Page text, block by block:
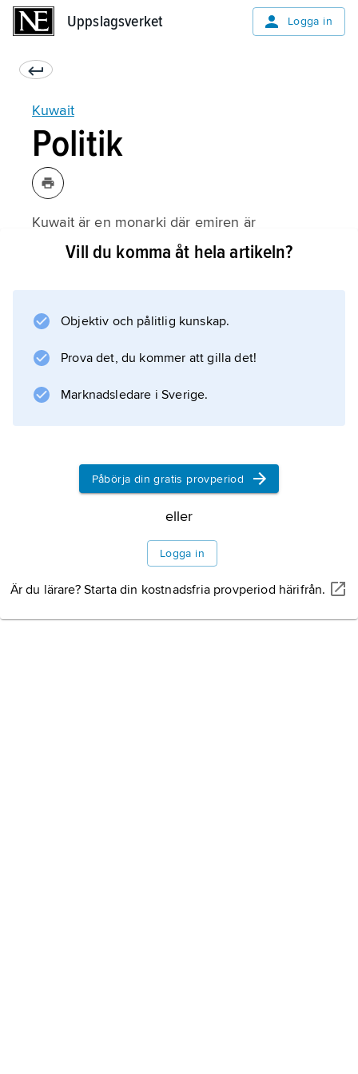
Uppslagsverket Logga in
Kuwait
Politik
Kuwait är en monarki där emiren är
statschef
vilka som ska vara med i regeringen. Folket
väljer ett parlament som tillsammans med
kvinnor
Information om artikeln
Vill du komma åt hela artikeln?
Objektiv och pålitlig kunskap.
Prova det, du kommer att gilla det!
Marknadsledare i Sverige.
Påbörja din gratis provperiod
eller
Logga in
Är du lärare? Starta din kostnadsfria provperiod härifrån.